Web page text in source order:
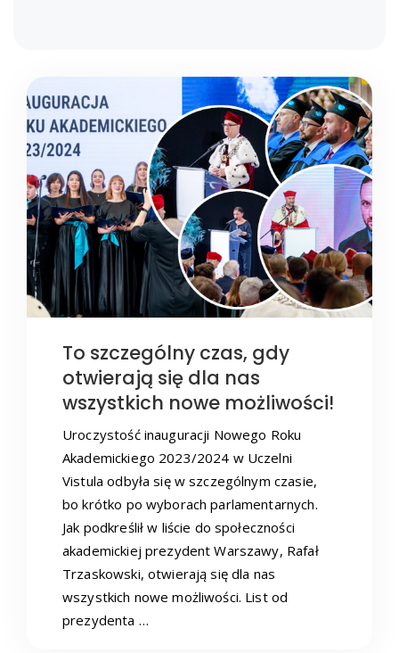
To szczególny czas, gdy
otwierają się dla nas
wszystkich nowe możliwości!
Uroczystość inauguracji Nowego Roku
Akademickiego 2023/2024 w Uczelni
Vistula odbyła się w szczególnym czasie,
bo krótko po wyborach parlamentarnych.
Jak podkreślił w liście do społeczności
akademickiej prezydent Warszawy, Rafał
Trzaskowski, otwierają się dla nas
wszystkich nowe możliwości. List od
prezydenta …